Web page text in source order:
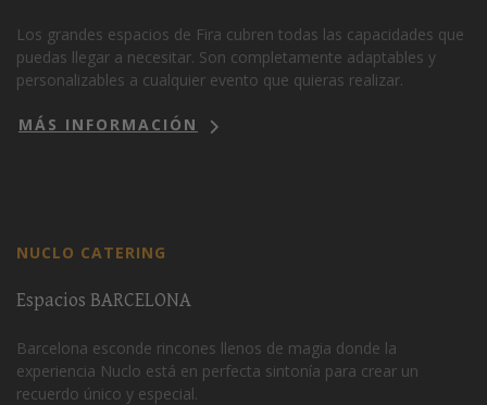
Los grandes espacios de Fira cubren todas las capacidades que
puedas llegar a necesitar. Son completamente adaptables y
personalizables a cualquier evento que quieras realizar.
MÁS INFORMACIÓN
NUCLO CATERING
Espacios BARCELONA
Barcelona esconde rincones llenos de magia donde la
experiencia Nuclo está en perfecta sintonía para crear un
recuerdo único y especial.